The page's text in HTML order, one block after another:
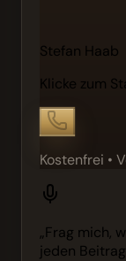
Stefan Haab
Klicke zum
Kostenfrei •
„Frag mich,
jeden